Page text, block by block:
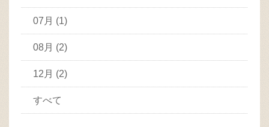
07月 (1)
08月 (2)
12月 (2)
すべて